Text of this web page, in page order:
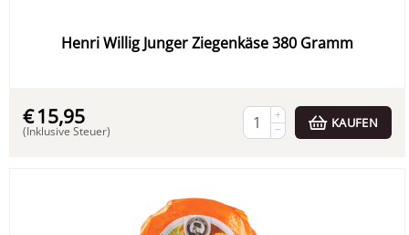
Henri Willig Junger Ziegenkäse 380 Gramm
€15,95
(Inklusive Steuer)
+
−
KAUFEN